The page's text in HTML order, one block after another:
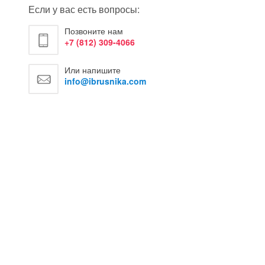
Если у вас есть вопросы:
Позвоните нам
+7 (812) 309-4066
Или напишите
info@ibrusnika.com